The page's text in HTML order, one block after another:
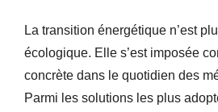
La transition énergétique n’est
écologique. Elle s’est imposée
concrète dans le quotidien des
Parmi les solutions les plus